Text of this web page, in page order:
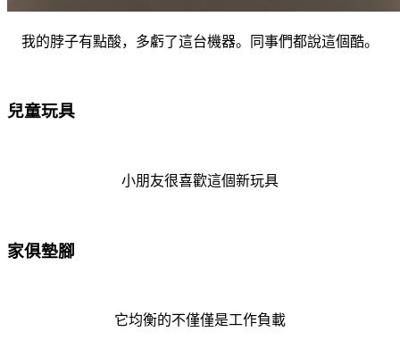
我的脖子有點酸，多虧了這台機器。同事們都說這個酷。
兒童玩具
小朋友很喜歡這個新玩具
家俱墊腳
它均衡的不僅僅是工作負載